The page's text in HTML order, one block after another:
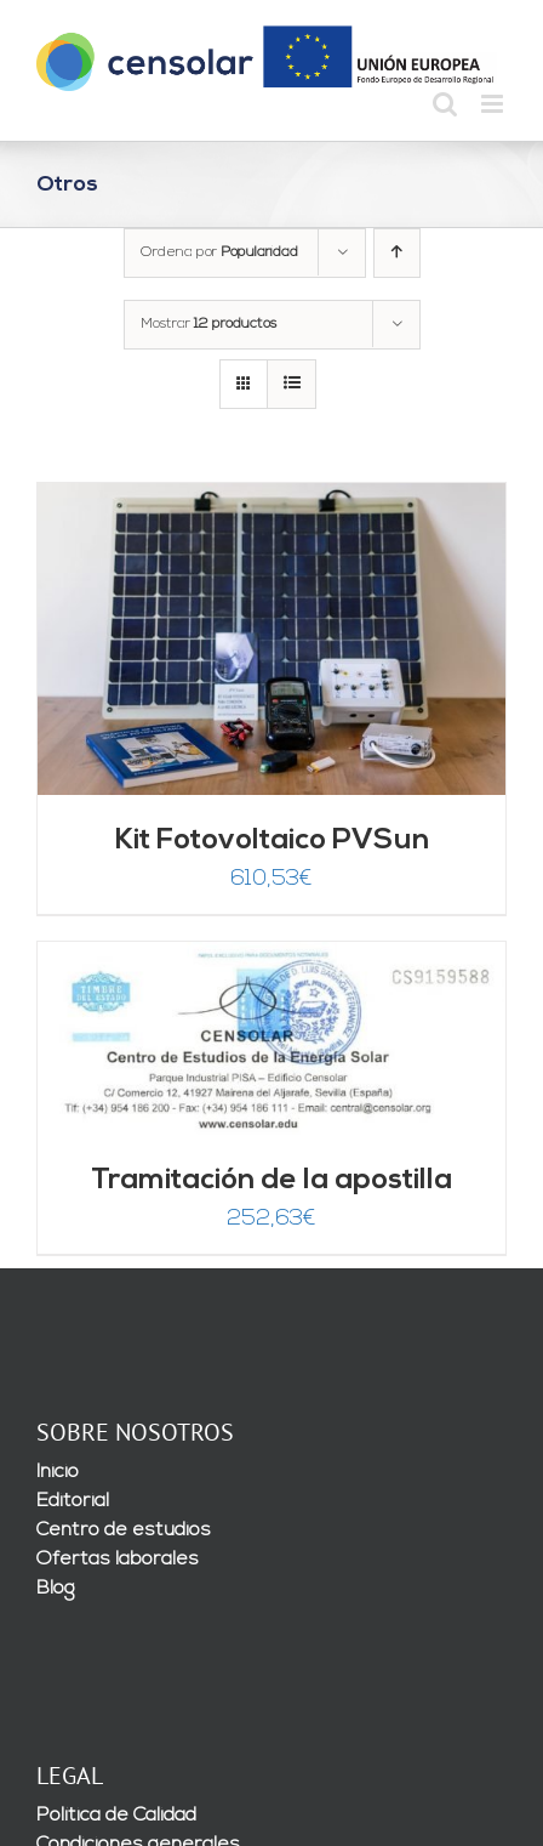
contenido
Otros
Ordena por Popularidad
Mostrar12 productos
Kit Fotovoltaico PVSun
610,53€
Tramitación de la apostilla
252,63€
SOBRE NOSOTROS
Inicio
Editorial
Centro de estudios
Ofertas laborales
Blog
LEGAL
Política de Calidad